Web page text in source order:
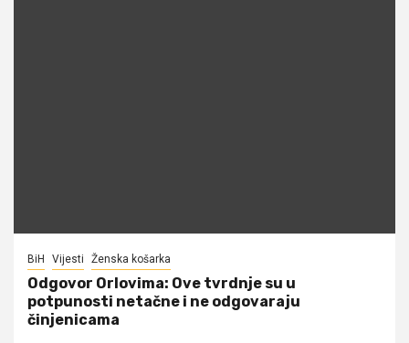
BiH Vijesti Ženska košarka
Odgovor Orlovima: ​Ove tvrdnje su u
potpunosti netačne i ne odgovaraju
činjenicama